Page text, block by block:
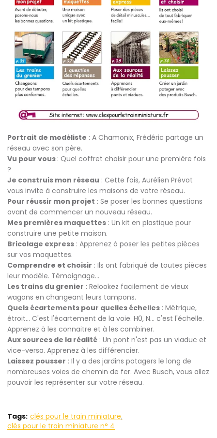
Portrait de modéliste : A Chamonix, Frédéric partage un
réseau avec son père.
Vu pour vous : Quel coffret choisir pour une première fois
?
Je construis mon réseau : Cette fois, Aurélien Prévot
vous invite à construire les maisons de votre réseau.
Pour réussir mon projet : Se poser les bonnes questions
avant de commencer un nouveau réseau.
Mes premières maquettes : Un kit en plastique pour
construire une petite maison.
Bricolage express : Apprenez à poser les petites pièces
sur vos maquettes.
Comprendre et choisir : Ils ont fabriqué de toutes pièces
leur modèle. Témoignage…
Les trains du grenier : Relookez facilement de vieux
wagons en changeant leurs tampons.
Quels écartements pour quelles échelles : Métrique,
étroit… C'est l'écartement de la voie. H0, N… c'est l'échelle.
Apprenez à les connaitre et à les combiner.
Aux sources de la réalité : Un pont n'est pas un viaduc et
vice-versa. Apprenez à les différencier.
Laissez pousser : Il y a des jardins potagers le long de
nombreuses voies de chemin de fer. Avec Busch, vous allez
pouvoir les représenter sur votre réseau.
Tags: clés pour le train miniature
clés pour le train miniature n° 4